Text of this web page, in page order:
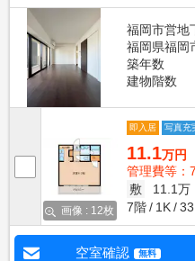
福岡市営地
福岡県福岡
築年数
建物階数
画像 : 12枚
即入居 写真充
11.1万円
管理費等：
敷
11.1万
7階
1K
空室確認 無料